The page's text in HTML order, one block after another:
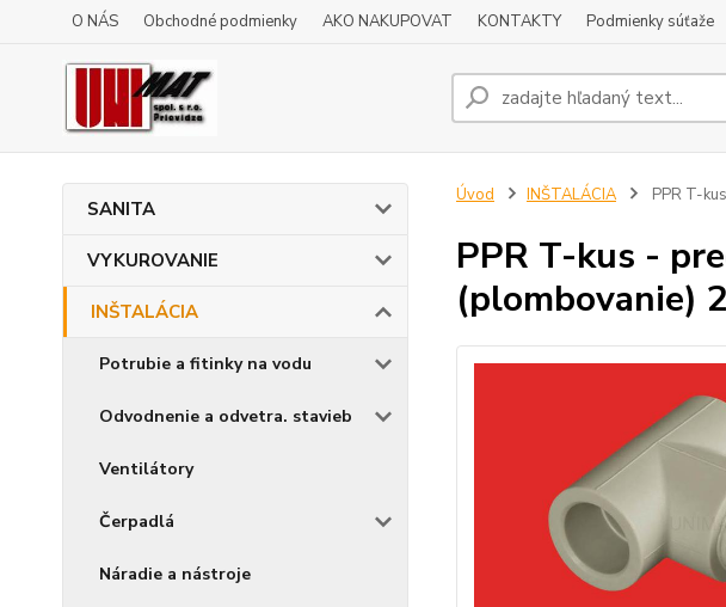
O NÁS Obchodné podmienky AKO NAKUPOVAT KONTAKTY Podmienky súťaže
SANITA
VYKUROVANIE
INŠTALÁCIA
Potrubie a fitinky na vodu
Odvodnenie a odvetra. stavieb
Ventilátory
Čerpadlá
Náradie a nástroje
Úvod INŠTALÁCIA PPR T-
PPR T-kus -
(plombovanie)